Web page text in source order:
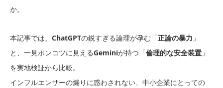
か。
本記事では、 ChatGPTの鋭すぎる論理が孕む「正論の暴力 」
と、一見ポンコツに見えるGeminiが持つ「倫理的な安全装置 」
を実地検証から比較。
インフルエンサーの煽りに惑わされない、中小企業にとっての